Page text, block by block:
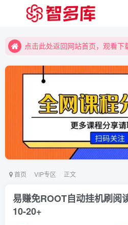
点击此处返回网站首页，观看下
点击此处返回网站首页，观看下
首页 VIP专区 正文
易赚免ROOT自动挂机刷阅
10-20+